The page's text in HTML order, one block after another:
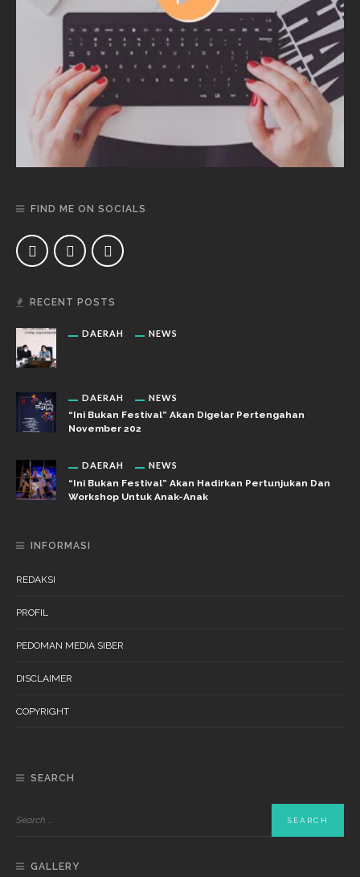
FIND ME ON SOCIALS
RECENT POSTS
DAERAH NEWS
DAERAH NEWS
“Ini Bukan Festival” Akan Digelar Pertengahan
November 202
DAERAH NEWS
“Ini Bukan Festival” Akan Hadirkan Pertunjukan Dan
Workshop Untuk Anak-Anak
INFORMASI
REDAKSI
PROFIL
PEDOMAN MEDIA SIBER
DISCLAIMER
COPYRIGHT
SEARCH
GALLERY